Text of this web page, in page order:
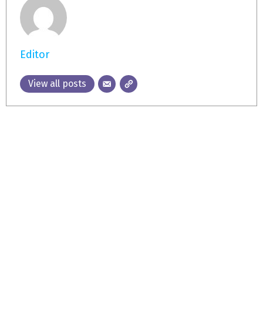
Editor
View all posts